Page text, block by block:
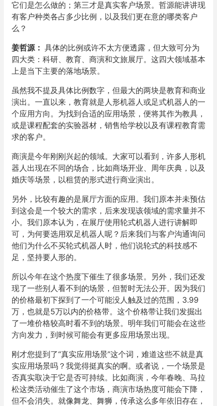
它们是怎么做的；第三才是真实客户场景。哲源能讲讲现
有客户种类各占多少比例，以及我们更在意的哪类客户
么？
姜哲源 ： 具体的比例或许不太方便透露，但大致可分为
四大类：科研、教育、商演和文旅展厅。这四大领域基本
上是当下主要的落地场景。
虽然我不提及具体比例数字，但最大的两块是教育和商业
演出。一直以来，教育就是人形机器人或足式机器人的一
个应用方向。为找到合适的应用场景，便将其作为教具，
或是课程配套的实验器材，销售给学校以及有课程教育需
求的客户。
商演是今年刚刚兴起的领域。大家可以看到，许多人形机
器人出现在不同的场合，比如商场开业、周年庆典，以及
婚庆等场景，以租赁的形式进行商业演出。
另外，比较有趣的是展厅方面的应用。我们原本并未预估
到这会是一个较大的需求，后来发现该领域的需求量并不
小。我们原本认为，在展厅使用轮式机器人进行讲解即
可，为何要选用双足机器人呢？后来我们与客户沟通询问
他们为什么不买轮式机器人时，他们说轮式的科技感不
足，坚持要人形的。
所以今年在这个热度下催生了很多场景。另外，我们还发
现了一些别人看不到的场景，但暂时无法公开。因为我们
的价格最初下探到了一个可能没人触及过的范围，3.99
万，也就是5万以内的价格带。这个价格带让我们发掘出
了一堆价格较高时看不到的场景。明年我们可能会在这些
方向发力，到时候可能会有更多应用场景出现。
刚才您提到了“真实应用场景”这个词，难道这些不就是真
实应用场景吗？我觉得挺真实的啊。或者说，一个场景是
否真实取决于它是否可持续。比如商演，今年春晚、马拉
松这类活动催生了这个市场，商演市场热度可能会下降，
但不会消失。就像舞龙、舞狮，传承这么多年依旧存在，